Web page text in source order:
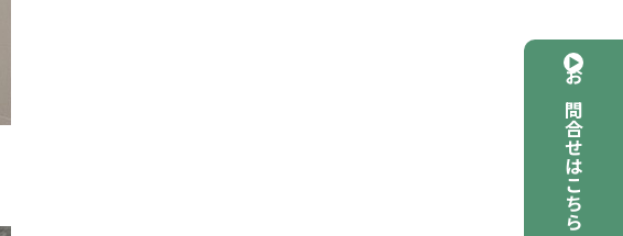
お問合せはこちら